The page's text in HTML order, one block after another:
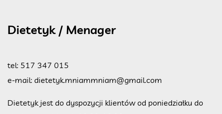
Dietetyk / Menager
tel: 517 347 015
e-mail: dietetyk.mniammniam@gmail.com
Dietetyk jest do dyspozycji klientów od poniedziałku do